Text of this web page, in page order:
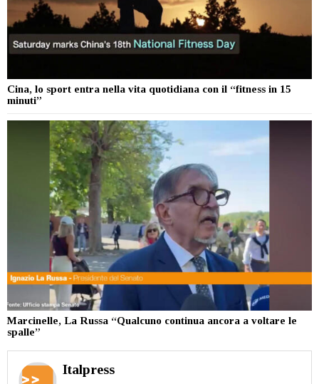
Cina, lo sport entra nella vita quotidiana con il “fitness in 15
minuti”
Marcinelle, La Russa “Qualcuno continua ancora a voltare le
spalle”
Italpress